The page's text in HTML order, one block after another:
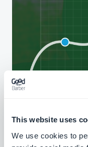
This website uses
We use cookies to